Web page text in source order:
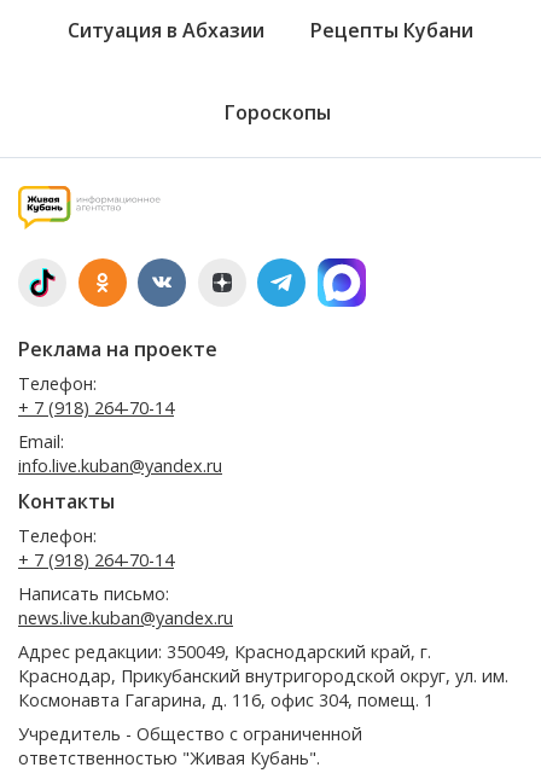
Ситуация в Абхазии Рецепты Кубани
Гороскопы
Реклама на проекте
Телефон:
+ 7 (918) 264-70-14
Email:
info.live.kuban@yandex.ru
Контакты
Телефон:
+ 7 (918) 264-70-14
Написать письмо:
news.live.kuban@yandex.ru
Адрес редакции: 350049, Краснодарский край, г.
Краснодар, Прикубанский внутригородской округ, ул. им.
Космонавта Гагарина, д. 116, офис 304, помещ. 1
Учредитель - Общество с ограниченной
ответственностью "Живая Кубань".